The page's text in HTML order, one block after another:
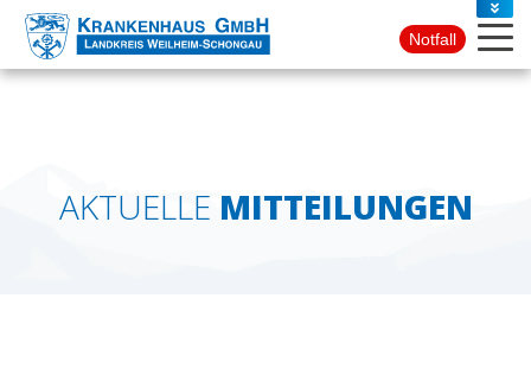
PRESSE
KONTAKT
Notfall
AKTUELLE MITTEILUNGEN